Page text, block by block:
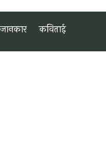
जानकार कविताई